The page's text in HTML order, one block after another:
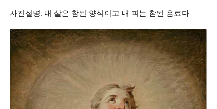
사진설명: 내 살은 참된 양식이고 내 피는 참된 음료다.